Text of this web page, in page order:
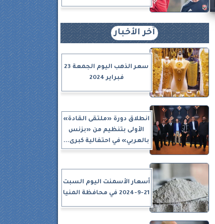
آخر الأخبار
سعر الذهب اليوم الجمعة 23
فبراير 2024
انطلاق دورة «ملتقى القادة»
الأولى بتنظيم من «بزنس
بالعربي» في احتفالية كبرى...
أسعار الأسمنت اليوم السبت
21-9-2024 في محافظة المنيا